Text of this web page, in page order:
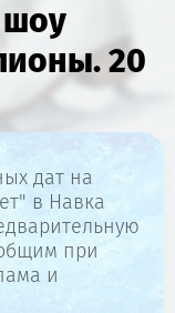
шоу
20
дат на
в Навка
при
и